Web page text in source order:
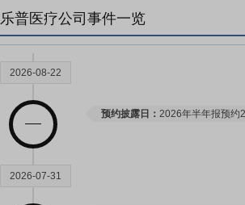
乐普医疗公司事件一览
2026-08-22
预约披露日： 2026年半年报预约
2026-07-31